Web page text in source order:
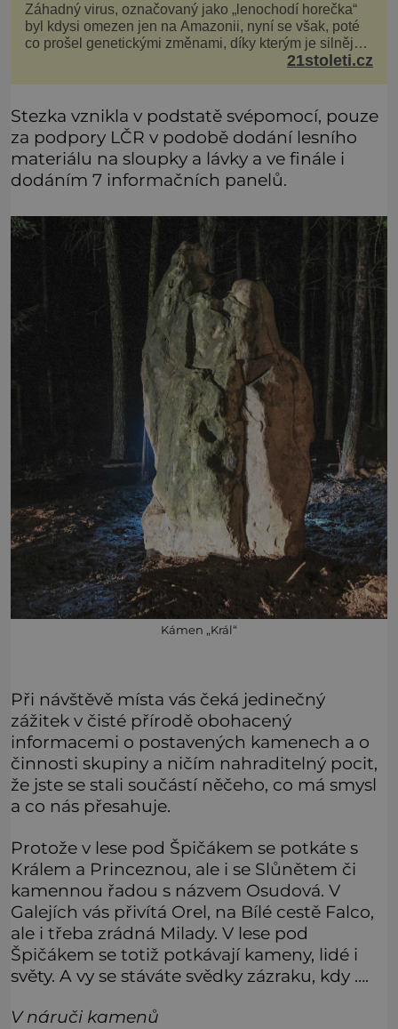
Záhadný virus, označovaný jako „lenochodí horečka“
byl kdysi omezen jen na Amazonii, nyní se však, poté
co prošel genetickými změnami, díky kterým je silnější,
šíří po celé Americe a první případy se objevily už i v
21stoleti.cz
Stezka vznikla v podstatě svépomocí, pouze
za podpory LČR v podobě dodání lesního
materiálu na sloupky a lávky a ve finále i
dodáním 7 informačních panelů.
Kámen „Král“
Při návštěvě místa vás čeká jedinečný
zážitek v čisté přírodě obohacený
informacemi o postavených kamenech a o
činnosti skupiny a ničím nahraditelný pocit,
že jste se stali součástí něčeho, co má smysl
a co nás přesahuje.
Protože v lese pod Špičákem se potkáte s
Králem a Princeznou, ale i se Slůnětem či
kamennou řadou s názvem Osudová. V
Galejích vás přivítá Orel, na Bílé cestě Falco,
ale i třeba zrádná Milady. V lese pod
Špičákem se totiž potkávají kameny, lidé i
světy. A vy se stáváte svědky zázraku, kdy ….
V náruči kamenů